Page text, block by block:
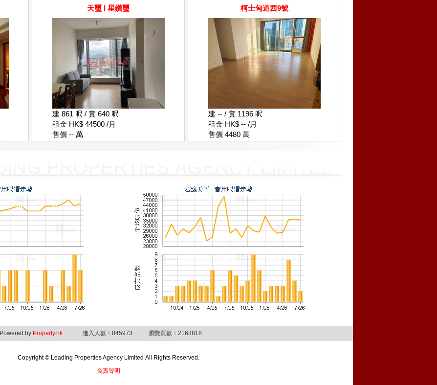
天璽 I 星鑽璽
建 861 呎 / 實 640 呎
租金 HK$ 44500 /月
售價 -- 萬
柯士甸道西9號
建 -- / 實 1196 呎
租金 HK$ -- /月
售價 4480 萬
Powered by Property.hk 進入人數：845973 瀏覽頁數：2163818
Copyright © Leading Properties Agency Limited All Rights Reserved.
免責聲明